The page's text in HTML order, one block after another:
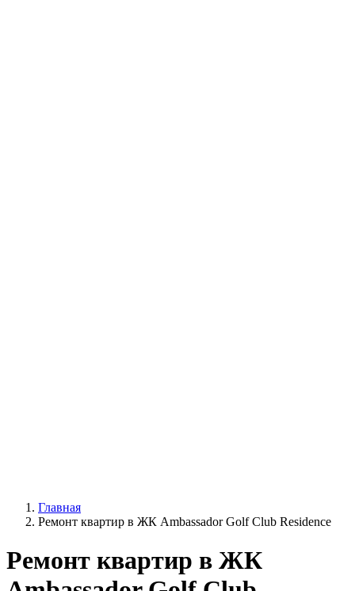
Главная
Ремонт квартир в ЖК Ambassador Golf Club Residence
Ремонт квартир в ЖК